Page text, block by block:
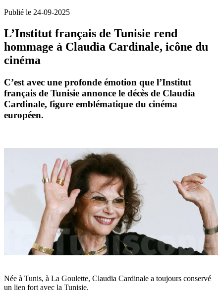
Publié le 24-09-2025
L’Institut français de Tunisie rend
hommage à Claudia Cardinale, icône du
cinéma
C’est avec une profonde émotion que l’Institut
français de Tunisie annonce le décès de Claudia
Cardinale, figure emblématique du cinéma
européen.
Née à Tunis, à La Goulette, Claudia Cardinale a toujours conservé
un lien fort avec la Tunisie.